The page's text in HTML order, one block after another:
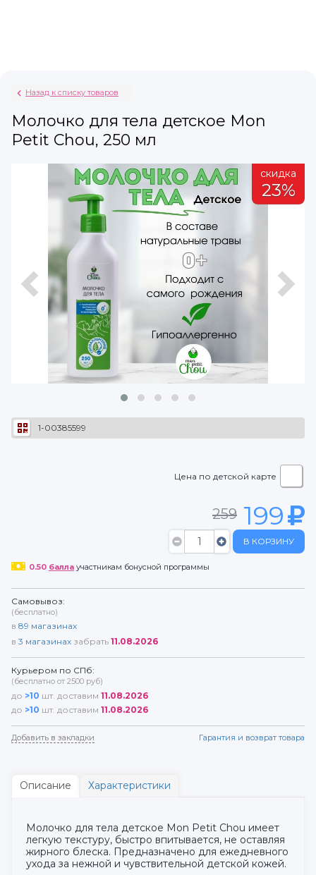
Назад к списку товаров
Молочко для тела детское Mon
Petit Chou, 250 мл
скидка
23%
1-00385599
Цена по детской карте
259 199
В КОРЗИНУ
0.50 баллаучастникам бонусной программы
Самовывоз:
(бесплатно)
в 89 магазинах
в 3 магазинах забрать 11.08.2026
Курьером по СПб:
(бесплатно от 2500 руб)
до >10 шт. доставим 11.08.2026
до >10 шт. доставим 11.08.2026
Добавить в закладки Гарантия и возврат товара
Описание Характеристики
Молочко для тела детское Mon Petit Chou имеет
легкую текстуру, быстро впитывается, не оставляя
жирного блеска. Предназначено для ежедневного
ухода за нежной и чувствительной детской кожей.